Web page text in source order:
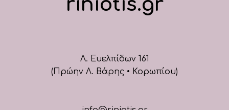
Λ. Ευελπίδων 161
(Πρώην Λ. Βάρης • Κορωπίου)